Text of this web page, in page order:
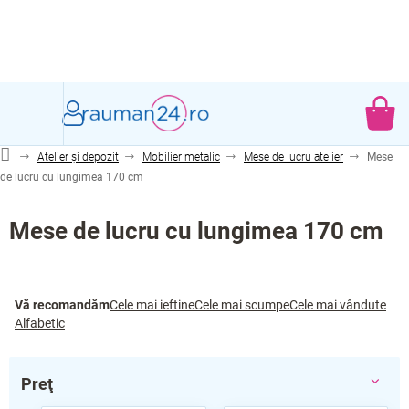
DE
Atelier și depozit Mobilier metalic Mese de lucru atelier
Mese
de lucru cu lungimea 170 cm
Mese de lucru cu lungimea 170 cm
e
l
Vă recomandămCele mai ieftineCele mai scumpeCele mai vândute
Alfabetic
Preţ